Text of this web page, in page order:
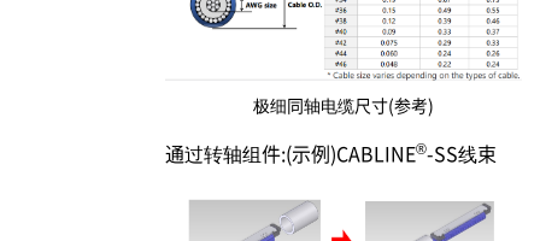
极细同轴电缆尺寸(参考)
通过转轴组件:(示例)CABLINE®-SS线束